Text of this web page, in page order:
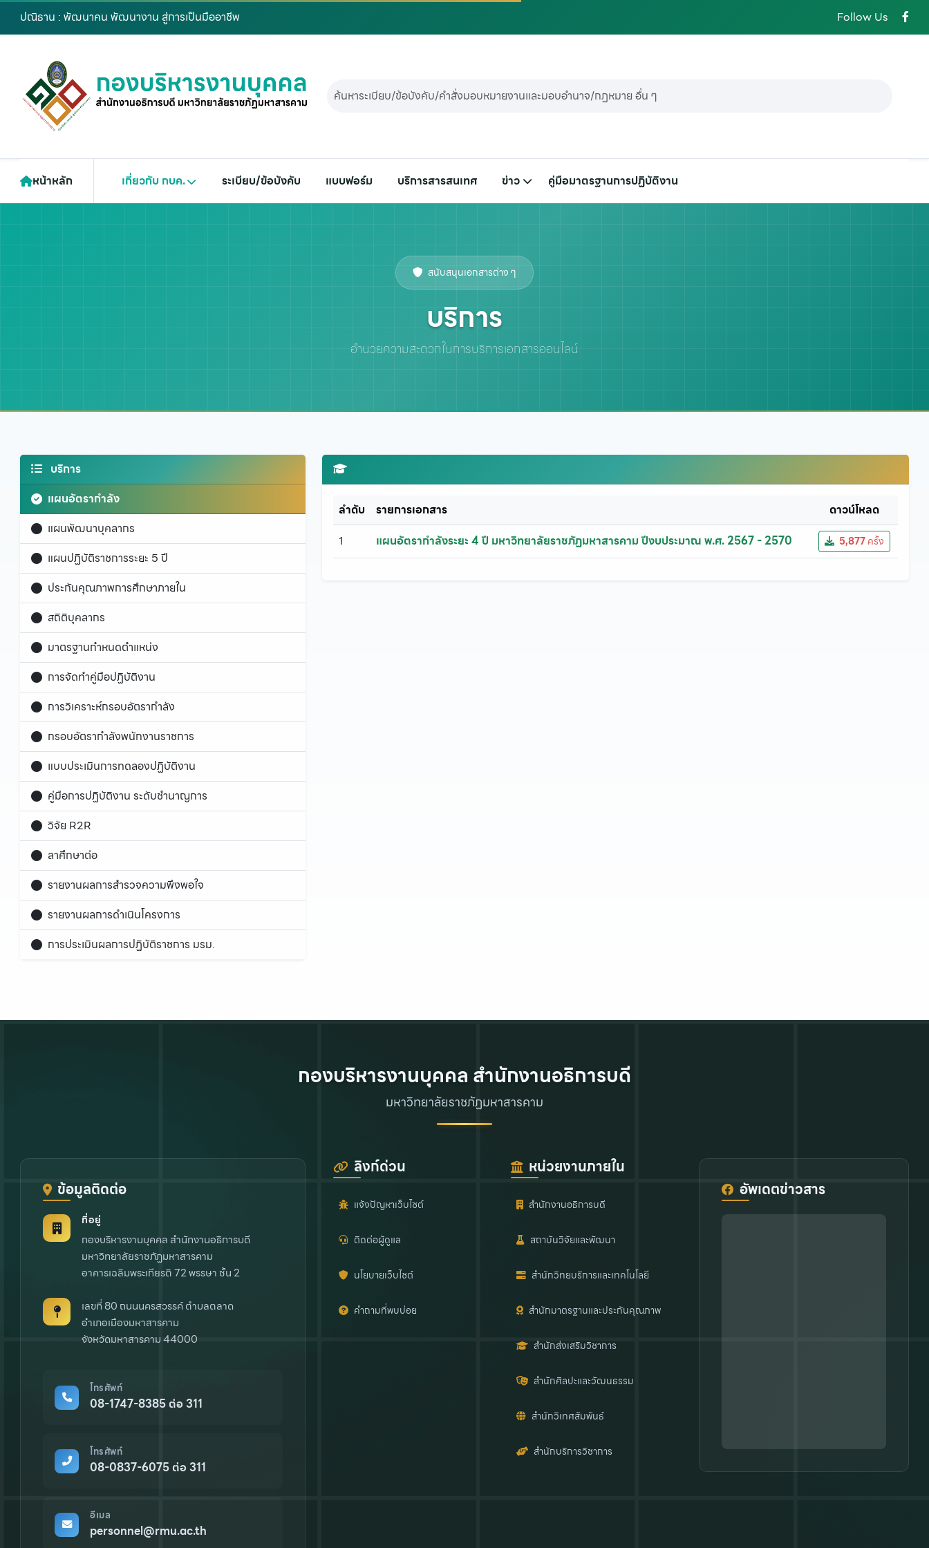
ปณิธาน : พัฒนาคน พัฒนางาน สู่การเป็นมืออาชีพ Follow Us
หน้าหลัก เกี่ยวกับ กบค. ระเบียบ/ข้อบังคับ แบบฟอร์ม บริการสารสนเทศ ข่าว คู่มือมาตรฐานการปฏิบัติงาน
สนับสนุนเอกสารต่าง ๆ
บริการ
อำนวยความสะดวกในการบริการเอกสารออนไลน์
บริการ
แผนอัตรากำลัง
แผนพัฒนาบุคลากร
แผนปฏิบัติราชการระยะ 5 ปี
ประกันคุณภาพการศึกษาภายใน
สถิติบุคลากร
มาตรฐานกำหนดตำแหน่ง
การจัดทำคู่มือปฏิบัติงาน
การวิเคราะห์กรอบอัตรากำลัง
กรอบอัตรากำลังพนักงานราชการ
แบบประเมินการทดลองปฏิบัติงาน
คู่มือการปฏิบัติงาน ระดับชำนาญการ
วิจัย R2R
ลาศึกษาต่อ
รายงานผลการสำรวจความพึงพอใจ
รายงานผลการดำเนินโครงการ
การประเมินผลการปฏิบัติราชการ มรม.
ลำดับ รายการเอกสาร
ดาวน์โหลด
1
แผนอัตรากำลังระยะ 4 ปี มหาวิทยาลัยราชภัฏมหาสารคาม ปีงบประมาณ พ.ศ. 2567 - 2570 5,877ครั้ง
กองบริหารงานบุคคล สำนักงานอธิการบดี
มหาวิทยาลัยราชภัฏมหาสารคาม
ข้อมูลติดต่อ
ที่อยู่
กองบริหารงานบุคคล สำนักงานอธิการบดี
มหาวิทยาลัยราชภัฏมหาสารคาม
อาคารเฉลิมพระเกียรติ 72 พรรษา ชั้น 2
เลขที่ 80 ถนนนครสวรรค์ ตำบลตลาด
อำเภอเมืองมหาสารคาม
จังหวัดมหาสารคาม 44000
โทรศัพท์
08-1747-8385 ต่อ 311
โทรศัพท์
08-0837-6075 ต่อ 311
อีเมล
personnel@rmu.ac.th
ลิงก์ด่วน
แจ้งปัญหาเว็บไซต์
ติดต่อผู้ดูแล
นโยบายเว็บไซต์
คำถามที่พบบ่อย
หน่วยงานภายใน
สำนักงานอธิการบดี
สถาบันวิจัยและพัฒนา
สำนักวิทยบริการและเทคโนโลยี
สำนักมาตรฐานและประกันคุณภาพ
สำนักส่งเสริมวิชาการ
สำนักศิลปะและวัฒนธรรม
สำนักวิเทศสัมพันธ์
สำนักบริการวิชาการ
อัพเดตข่าวสาร